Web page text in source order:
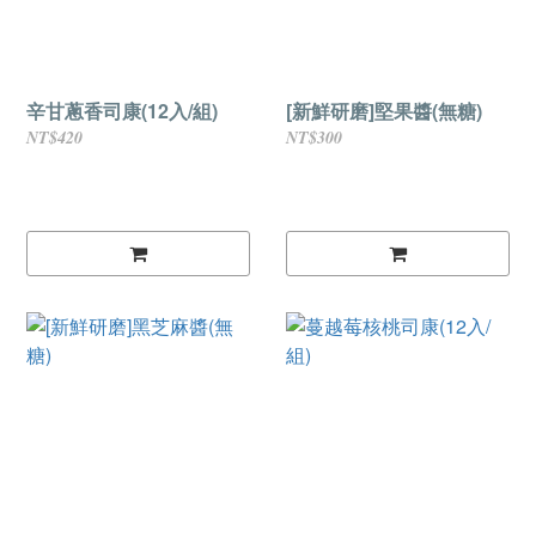
辛甘蔥香司康(12入/組)
NT$420
[新鮮研磨]堅果醬(無糖)
NT$300